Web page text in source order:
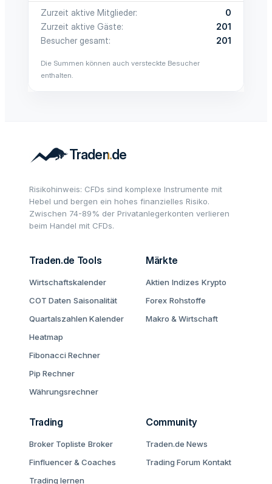
Zurzeit aktive Mitglieder
0
Zurzeit aktive Gäste
201
Besucher gesamt
201
Die Summen können auch versteckte Besucher
enthalten.
Risikohinweis: CFDs sind komplexe Instrumente mit
Hebel und bergen ein hohes finanzielles Risiko.
Zwischen 74-89% der Privatanlegerkonten verlieren
beim Handel mit CFDs.
Traden.de Tools
Wirtschaftskalender
COT Daten Saisonalität
Quartalszahlen Kalender
Heatmap
Fibonacci Rechner
Pip Rechner
Währungsrechner
Märkte
Aktien Indizes Krypto
Forex Rohstoffe
Makro & Wirtschaft
Trading
Broker Topliste Broker
Finfluencer & Coaches
Trading lernen
Community
Traden.de News
Trading Forum Kontakt